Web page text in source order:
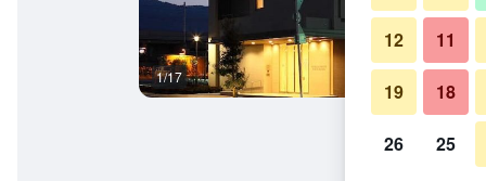
1/17
11
12
18
19
25
26